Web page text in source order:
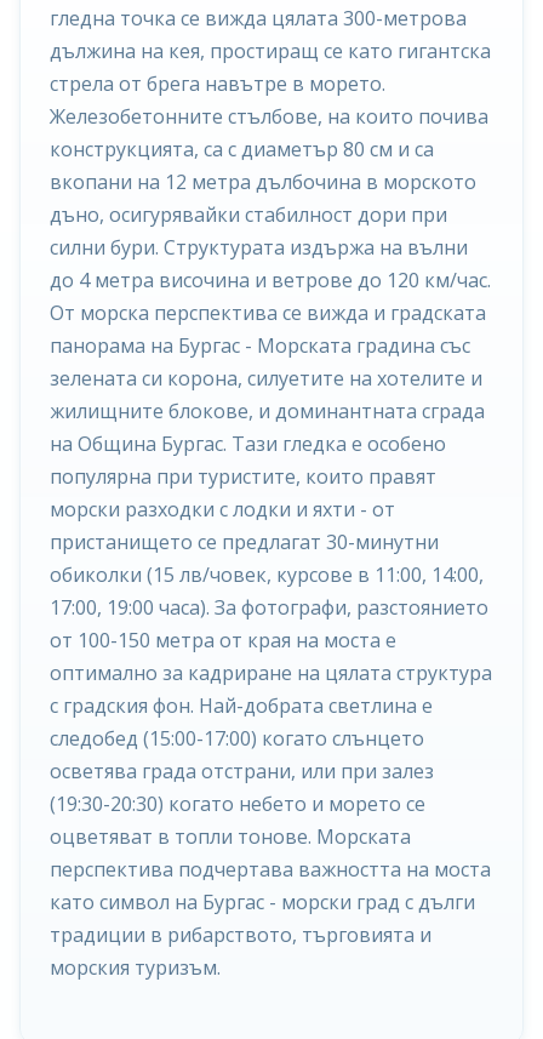
гледна точка се вижда цялата 300-метрова
дължина на кея, простиращ се като гигантска
стрела от брега навътре в морето.
Железобетонните стълбове, на които почива
конструкцията, са с диаметър 80 см и са
вкопани на 12 метра дълбочина в морското
дъно, осигурявайки стабилност дори при
силни бури. Структурата издържа на вълни
до 4 метра височина и ветрове до 120 км/час.
От морска перспектива се вижда и градската
панорама на Бургас - Морската градина със
зелената си корона, силуетите на хотелите и
жилищните блокове, и доминантната сграда
на Община Бургас. Тази гледка е особено
популярна при туристите, които правят
морски разходки с лодки и яхти - от
пристанището се предлагат 30-минутни
обиколки (15 лв/човек, курсове в 11:00, 14:00,
17:00, 19:00 часа). За фотографи, разстоянието
от 100-150 метра от края на моста е
оптимално за кадриране на цялата структура
с градския фон. Най-добрата светлина е
следобед (15:00-17:00) когато слънцето
осветява града отстрани, или при залез
(19:30-20:30) когато небето и морето се
оцветяват в топли тонове. Морската
перспектива подчертава важността на моста
като символ на Бургас - морски град с дълги
традиции в рибарството, търговията и
морския туризъм.